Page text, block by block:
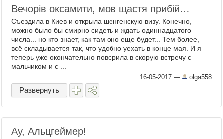
Вечорів оксамити, мов щастя прибій…
Съездила в Киев и открыла шенгенскую визу. Конечно,
можно было бы смирно сидеть и ждать одиннадцатого
числа... но кто знает, как там оно еще будет... Тем более,
всё складывается так, что удобно уехать в конце мая. И я
теперь уже окончательно поверила в скорую встречу с
мальчиком и с ...
16-05-2017 — olga558
Развернуть
Ау, Альцгеймер!